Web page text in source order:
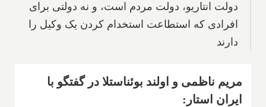
دولت انتاریو، دولت مردم است، و نه دولتی برای
افرادی که استطاعت استخدام کردن یک وکیل را
دارند
مریم ناظمی و اولند بوئناستلا در گفتگو با
ایران استار: